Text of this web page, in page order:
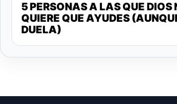
5 PERSONAS A LAS QUE DIOS
QUIERE QUE AYUDES
DUELA)